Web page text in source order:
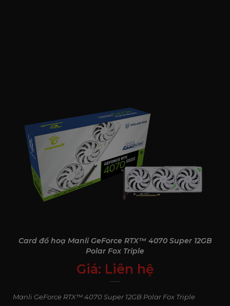
Card đồ hoạ Manli GeForce RTX™ 4070 Super 12GB
Polar Fox Triple
Giá: Liên hệ
0₫
Manli GeForce RTX™ 4070 Super 12GB Polar Fox Triple